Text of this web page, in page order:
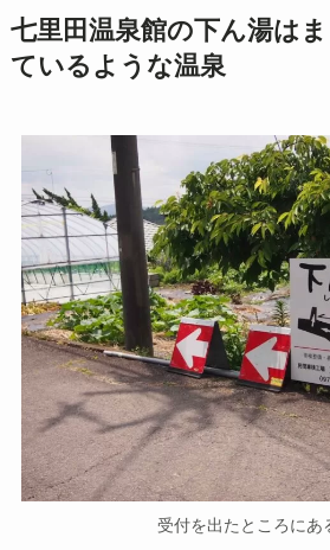
七里田温泉館の下ん湯は
ているような温泉
受付を出たところにあ